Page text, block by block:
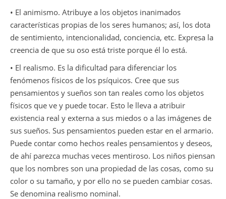
• El animismo. Atribuye a los objetos inanimados
características propias de los seres humanos; así, los dota
de sentimiento, intencionalidad, conciencia, etc. Expresa la
creencia de que su oso está triste porque él lo está.
• El realismo. Es la dificultad para diferenciar los
fenómenos físicos de los psíquicos. Cree que sus
pensamientos y sueños son tan reales como los objetos
físicos que ve y puede tocar. Esto le lleva a atribuir
existencia real y externa a sus miedos o a las imágenes de
sus sueños. Sus pensamientos pueden estar en el armario.
Puede contar como hechos reales pensamientos y deseos,
de ahí parezca muchas veces mentiroso. Los niños piensan
que los nombres son una propiedad de las cosas, como su
color o su tamaño, y por ello no se pueden cambiar cosas.
Se denomina realismo nominal.